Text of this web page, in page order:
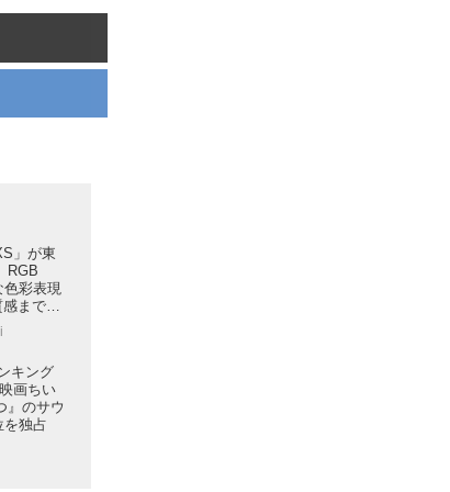
」が東
RGB
彩表現
まで再
キング
画ちい
』のサウ
を独占